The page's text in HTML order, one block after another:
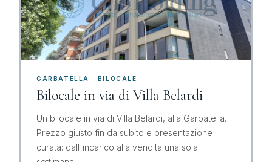
GARBATELLA · BILOCALE
Bilocale in via di Villa Belardi
Un bilocale in via di Villa Belardi, alla Garbatella.
Prezzo giusto fin da subito e presentazione
curata: dall'incarico alla vendita una sola